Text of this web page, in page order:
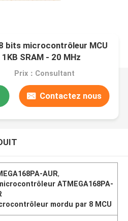
bits microcontrôleur MCU
SRAM - 20 MHz
Prix：Consultant
Contactez nous
AUR,
ATMEGA168PA-
mordu par 8 MCU